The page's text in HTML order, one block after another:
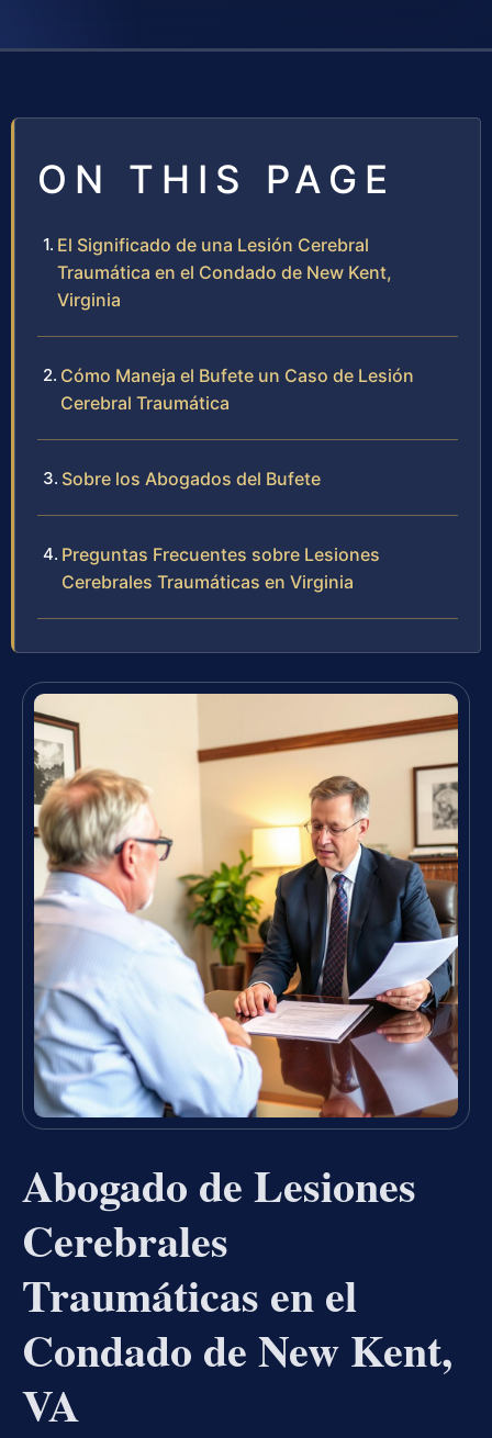
ON THIS PAGE
El Significado de una Lesión Cerebral
Traumática en el Condado de New Kent,
Virginia
Cómo Maneja el Bufete un Caso de Lesión
Cerebral Traumática
Sobre los Abogados del Bufete
Preguntas Frecuentes sobre Lesiones
Cerebrales Traumáticas en Virginia
Abogado de Lesiones
Cerebrales
Traumáticas en el
Condado de New Kent,
VA